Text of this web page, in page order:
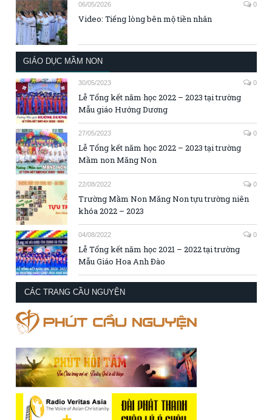
06/05/2026 0
Video: Tiếng lòng bên mộ tiền nhân
GIÁO DỤC MẦM NON
30/05/2023 0
Lễ Tổng kết năm học 2022 – 2023 tại trường
Mẫu giáo Hướng Dương
27/05/2023 0
Lễ Tổng kết năm học 2022 – 2023 tại trường
Mầm non Măng Non
22/08/2022 0
Trường Mầm Non Măng Non tựu trường niên
khóa 2022 – 2023
04/08/2022 0
Lễ Tổng kết năm học 2021 – 2022 tại trường
Mẫu Giáo Hoa Anh Đào
CÁC TRANG CẦU NGUYỆN